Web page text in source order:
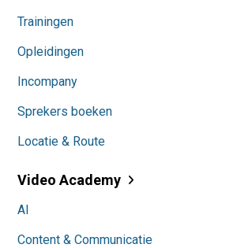
Trainingen
Opleidingen
Incompany
Sprekers boeken
Locatie & Route
Video Academy
AI
Content & Communicatie